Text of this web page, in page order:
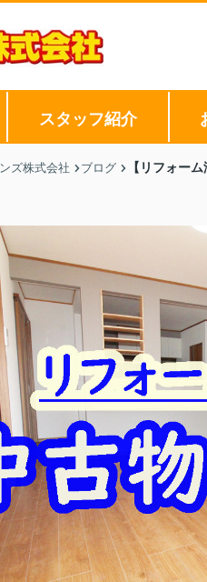
スタッフ紹介
ズ株式会社 ブログ 【リフォー